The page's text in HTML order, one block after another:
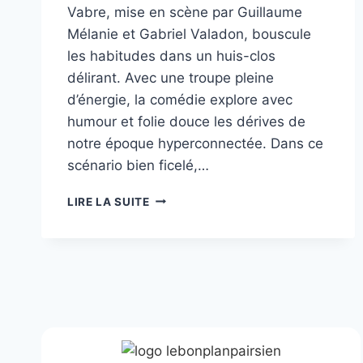
Vabre, mise en scène par Guillaume
Mélanie et Gabriel Valadon, bouscule
les habitudes dans un huis-clos
délirant. Avec une troupe pleine
d’énergie, la comédie explore avec
humour et folie douce les dérives de
notre époque hyperconnectée. Dans ce
scénario bien ficelé,…
LIRE LA SUITEDECONNECTÉS